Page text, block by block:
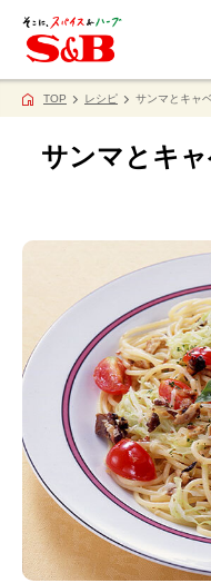
TOP レシピ サンマとキャ
サンマとキ